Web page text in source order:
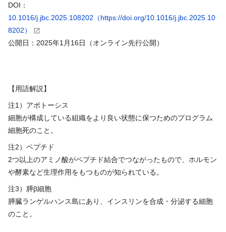
DOI：
10.1016/j.jbc.2025.108202（https://doi.org/10.1016/j.jbc.2025.10
8202）
公開日：2025年1月16日（オンライン先行公開）
【用語解説】
注1）アポトーシス
細胞が構成している組織をより良い状態に保つためのプログラム
細胞死のこと。
注2）ペプチド
2つ以上のアミノ酸がペプチド結合でつながったもので、ホルモン
や酵素など生理作用をもつものが知られている。
注3）膵β細胞
膵臓ランゲルハンス島にあり、インスリンを合成・分泌する細胞
のこと。